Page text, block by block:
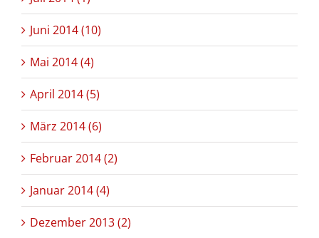
Juni 2014 (10)
Mai 2014 (4)
April 2014 (5)
März 2014 (6)
Februar 2014 (2)
Januar 2014 (4)
Dezember 2013 (2)